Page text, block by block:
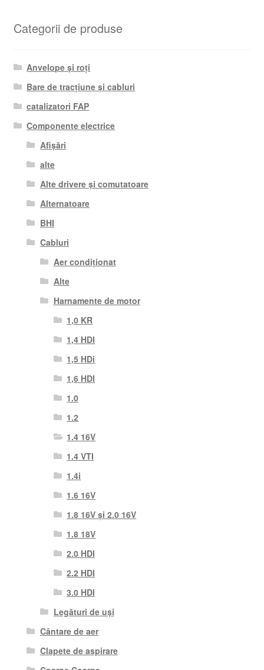
Categorii de produse
Anvelope și roți
Bare de tracțiune și cabluri
catalizatori FAP
Componente electrice
Afișări
alte
Alte drivere și comutatoare
Alternatoare
BHI
Cabluri
Aer condiționat
Alte
Harnamente de motor
1,0 KR
1,4 HDI
1,5 HDi
1,6 HDI
1.0
1.2
1.4 16V
1.4 VTI
1.4i
1.6 16V
1.8 16V și 2.0 16V
1.8 18V
2.0 HDI
2.2 HDI
3.0 HDI
Legături de uși
Cântare de aer
Clapete de aspirare